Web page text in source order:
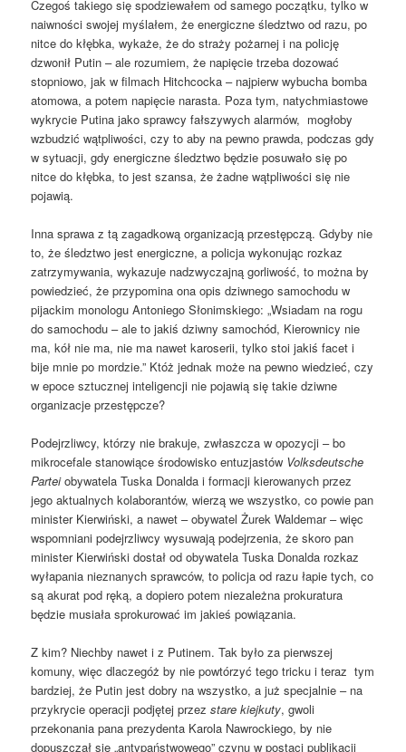
Czegoś takiego się spodziewałem od samego początku, tylko w
naiwności swojej myślałem, że energiczne śledztwo od razu, po
nitce do kłębka, wykaże, że do straży pożarnej i na policję
dzwonił Putin – ale rozumiem, że napięcie trzeba dozować
stopniowo, jak w filmach Hitchcocka – najpierw wybucha bomba
atomowa, a potem napięcie narasta. Poza tym, natychmiastowe
wykrycie Putina jako sprawcy fałszywych alarmów, mogłoby
wzbudzić wątpliwości, czy to aby na pewno prawda, podczas gdy
w sytuacji, gdy energiczne śledztwo będzie posuwało się po
nitce do kłębka, to jest szansa, że żadne wątpliwości się nie
pojawią.
Inna sprawa z tą zagadkową organizacją przestępczą. Gdyby nie
to, że śledztwo jest energiczne, a policja wykonując rozkaz
zatrzymywania, wykazuje nadzwyczajną gorliwość, to można by
powiedzieć, że przypomina ona opis dziwnego samochodu w
pijackim monologu Antoniego Słonimskiego: „Wsiadam na rogu
do samochodu – ale to jakiś dziwny samochód, Kierownicy nie
ma, kół nie ma, nie ma nawet karoserii, tylko stoi jakiś facet i
bije mnie po mordzie.” Któż jednak może na pewno wiedzieć, czy
w epoce sztucznej inteligencji nie pojawią się takie dziwne
organizacje przestępcze?
Podejrzliwcy, którzy nie brakuje, zwłaszcza w opozycji – bo
mikrocefale stanowiące środowisko entuzjastów Volksdeutsche
Parteiobywatela Tuska Donalda i formacji kierowanych przez
jego aktualnych kolaborantów, wierzą we wszystko, co powie pan
minister Kierwiński, a nawet – obywatel Żurek Waldemar – więc
wspomniani podejrzliwcy wysuwają podejrzenia, że skoro pan
minister Kierwiński dostał od obywatela Tuska Donalda rozkaz
wyłapania nieznanych sprawców, to policja od razu łapie tych, co
są akurat pod ręką, a dopiero potem niezależna prokuratura
będzie musiała sprokurować im jakieś powiązania.
Z kim? Niechby nawet i z Putinem. Tak było za pierwszej
komuny, więc dlaczegóż by nie powtórzyć tego tricku i teraz tym
bardziej, że Putin jest dobry na wszystko, a już specjalnie – na
przykrycie operacji podjętej przezstare kiejkuty, gwoli
przekonania pana prezydenta Karola Nawrockiego, by nie
dopuszczał się „antypaństwowego” czynu w postaci publikacji